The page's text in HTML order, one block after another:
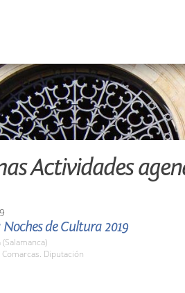
Actividades
de Cultura 2019
Comarcas. Diputación